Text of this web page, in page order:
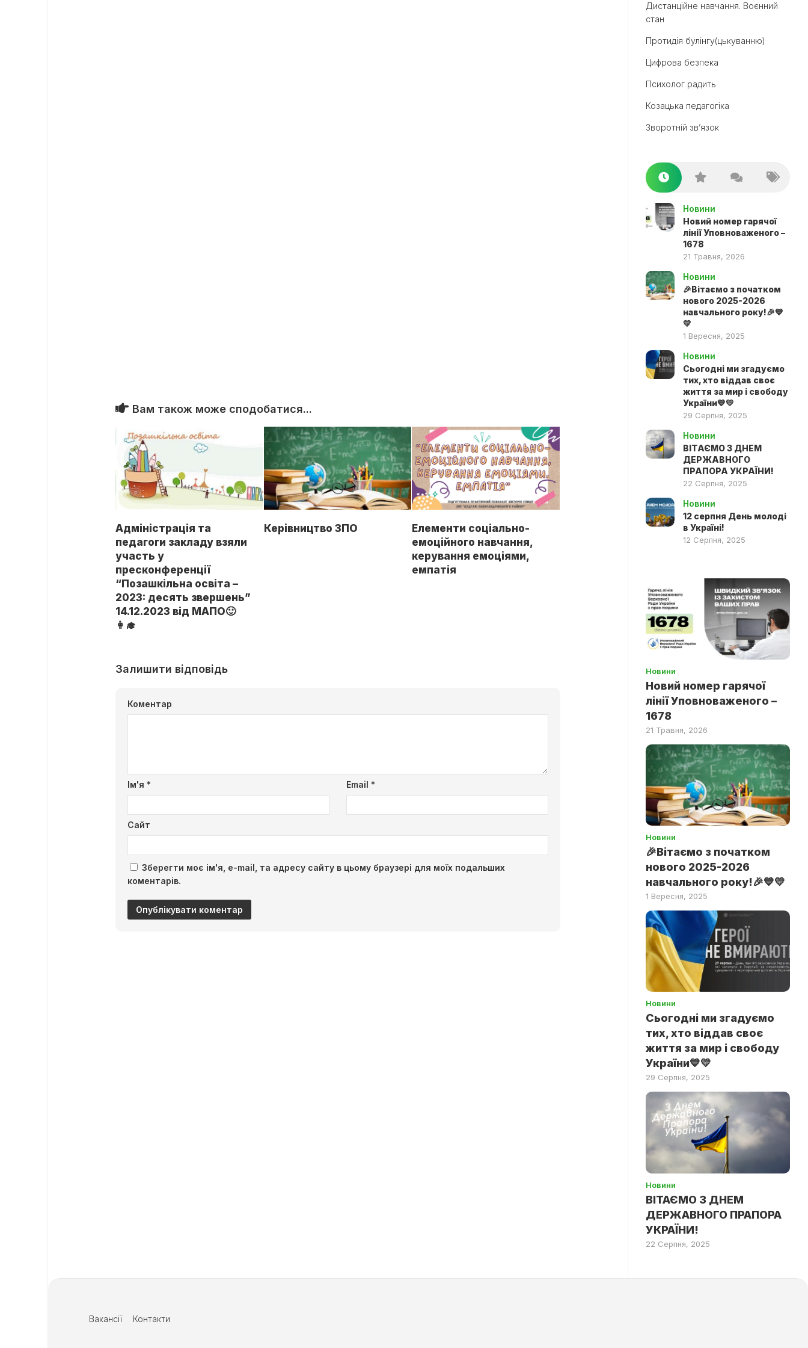
Вам також може сподобатися...
Адміністрація та
педагоги закладу взяли
участь у
пресконференції
“Позашкільна освіта –
2023: десять звершень”
14.12.2023 від МАПО🙂
👩‍🎓
Керівництво ЗПО
Елементи соціально-
емоційного навчання,
керування емоціями,
емпатія
Залишити відповідь
Коментар
Ім'я * Email *
Сайт
Зберегти моє ім'я, e-mail, та адресу сайту в цьому браузері для моїх подальших
коментарів.
Дистанційне навчання. Воєнний
стан
Протидія булінгу(цькуванню)
Цифрова безпека
Психолог радить
Козацька педагогіка
Зворотній зв’язок
Новини
Новий номер гарячої
лінії Уповноваженого –
1678
21 Травня, 2026
Новини
🎉Вітаємо з початком
нового 2025-2026
навчального року!🎉💙
💛
1 Вересня, 2025
Новини
Сьогодні ми згадуємо
тих, хто віддав своє
життя за мир і свободу
України💙💛
29 Серпня, 2025
Новини
ВІТАЄМО З ДНЕМ
ДЕРЖАВНОГО
ПРАПОРА УКРАЇНИ!
22 Серпня, 2025
Новини
12 серпня День молоді
в Україні!
12 Серпня, 2025
Новини
Новий номер гарячої
лінії Уповноваженого –
1678
21 Травня, 2026
Новини
🎉Вітаємо з початком
нового 2025-2026
навчального року!🎉💙💛
1 Вересня, 2025
Новини
Сьогодні ми згадуємо
тих, хто віддав своє
життя за мир і свободу
України💙💛
29 Серпня, 2025
Новини
ВІТАЄМО З ДНЕМ
ДЕРЖАВНОГО ПРАПОРА
УКРАЇНИ!
22 Серпня, 2025
Вакансії Контакти